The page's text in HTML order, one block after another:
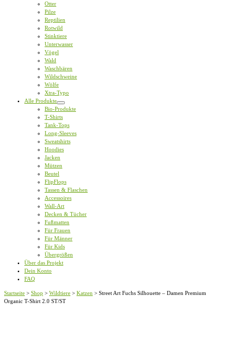
Otter
Pilze
Reptilien
Rotwild
Stinktiere
Unterwasser
Vögel
Wald
Waschbären
Wildschweine
Wölfe
Xtra-Typo
Alle Produkte
Bio-Produkte
T-Shirts
Tank-Tops
Long-Sleeves
Sweatshirts
Hoodies
Jacken
Mützen
Beutel
FlipFlops
Tassen & Flaschen
Accessoires
Wall-Art
Decken & Tücher
Fußmatten
Für Frauen
Für Männer
Für Kids
Übergrößen
Über das Projekt
Dein Konto
FAQ
Startseite > Shop > Wildtiere > Katzen > Street Art Fuchs Silhouette – Damen Premium
Organic T-Shirt 2.0 ST/ST